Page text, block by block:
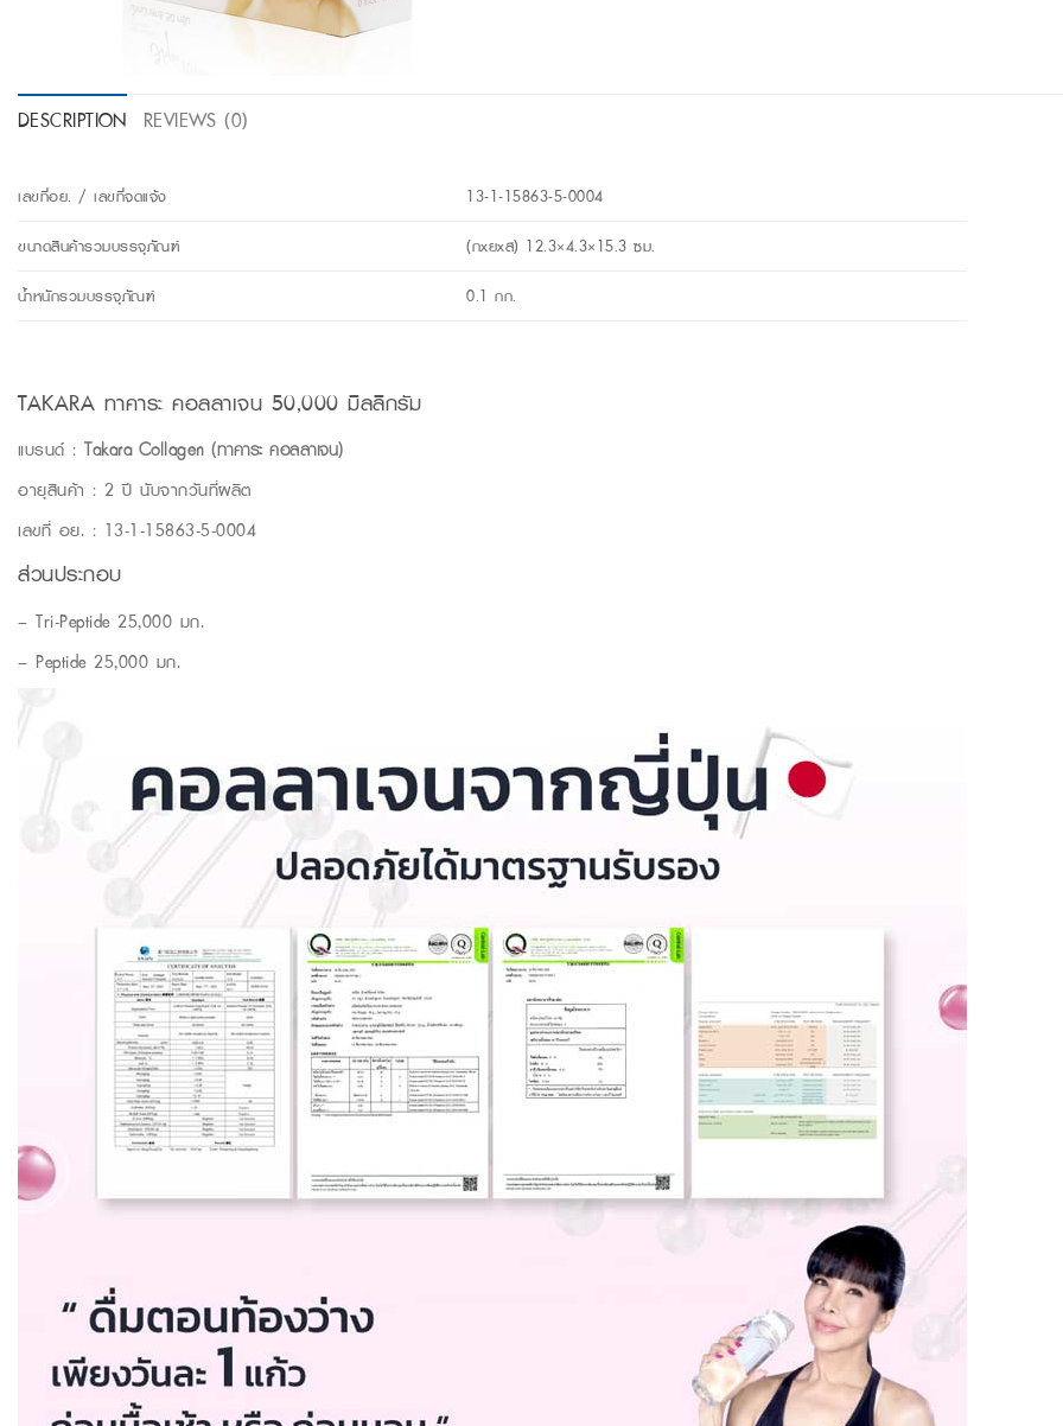
DESCRIPTION REVIEWS (0)
เลขที่อย. / เลขที่จดแจ้ง
13-1-15863-5-0004
ขนาดสินค้ารวมบรรจุภัณฑ์
(กxยxส) 12.3×4.3×15.3 ซม.
น้ำหนักรวมบรรจุภัณฑ์
0.1 กก.
TAKARA ทาคาระ คอลลาเจน 50,000 มิลลิกรัม
แบรนด์ : Takara Collagen (ทาคาระ คอลลาเจน)
อายุสินค้า : 2 ปี นับจากวันที่ผลิต
เลขที่ อย. : 13-1-15863-5-0004
ส่วนประกอบ
– Tri-Peptide 25,000 มก.
– Peptide 25,000 มก.